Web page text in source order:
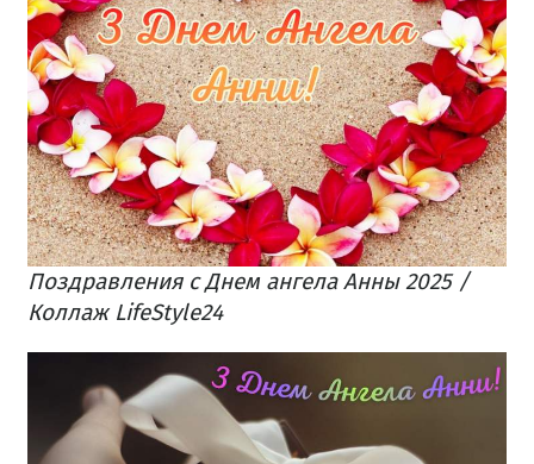
Поздравления с Днем ангела Анны 2025 /
Коллаж LifeStyle24